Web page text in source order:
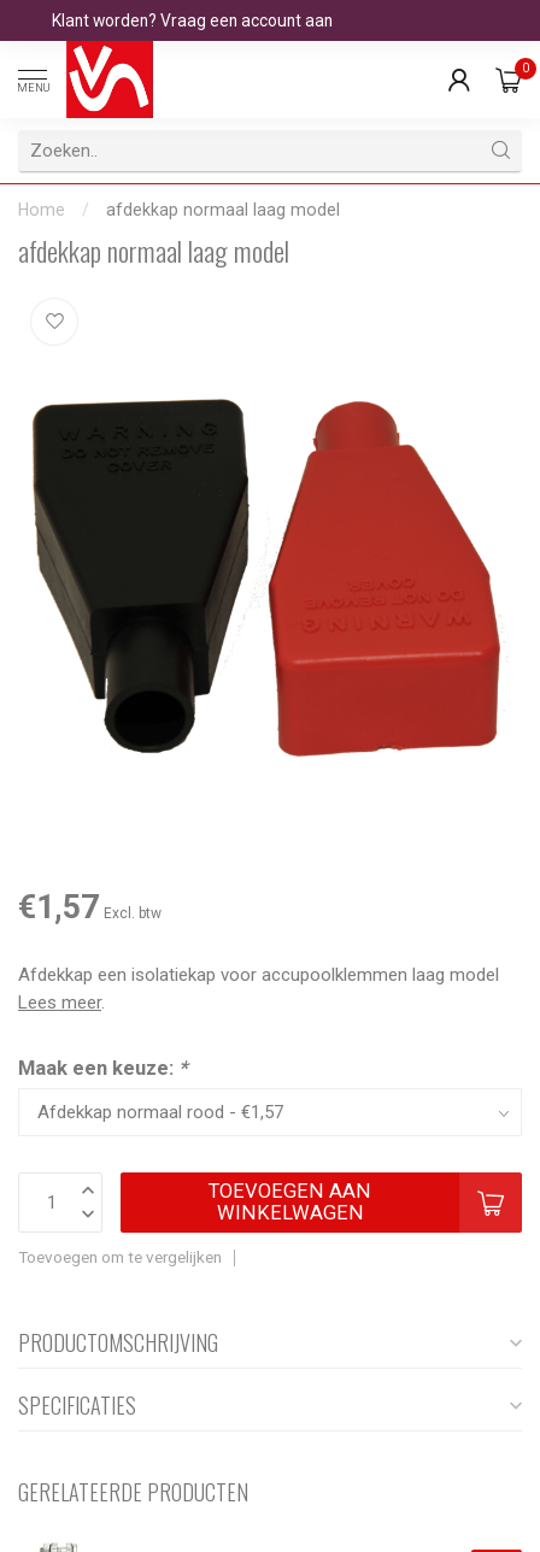
Klant worden? Vraag een account aan
MENU
0
Home / afdekkap normaal laag model
afdekkap normaal laag model
€1,57 Excl. btw
Afdekkap een isolatiekap voor accupoolklemmen laag model
Lees meer.
Maak een keuze: *
TOEVOEGEN AAN
WINKELWAGEN
Toevoegen om te vergelijken
PRODUCTOMSCHRIJVING
SPECIFICATIES
GERELATEERDE PRODUCTEN